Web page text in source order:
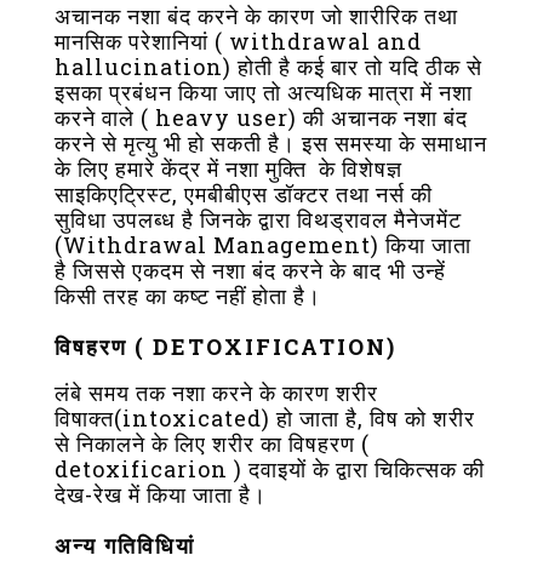
अचानक नशा बंद करने के कारण जो शारीरिक तथा
मानसिक परेशानियां ( withdrawal and
hallucination) होती है कई बार तो यदि ठीक से
इसका प्रबंधन किया जाए तो अत्यधिक मात्रा में नशा
करने वाले ( heavy user) की अचानक नशा बंद
करने से मृत्यु भी हो सकती है। इस समस्या के समाधान
के लिए हमारे केंद्र में नशा मुक्ति के विशेषज्ञ
साइकिएट्रिस्ट, एमबीबीएस डॉक्टर तथा नर्स की
सुविधा उपलब्ध है जिनके द्वारा विथड्रावल मैनेजमेंट
(Withdrawal Management) किया जाता
है जिससे एकदम से नशा बंद करने के बाद भी उन्हें
किसी तरह का कष्ट नहीं होता है।
विषहरण ( DETOXIFICATION)
लंबे समय तक नशा करने के कारण शरीर
विषाक्त(intoxicated) हो जाता है, विष को शरीर
से निकालने के लिए शरीर का विषहरण (
detoxificarion ) दवाइयों के द्वारा चिकित्सक की
देख-रेख में किया जाता है।
अन्य गतिविधियां